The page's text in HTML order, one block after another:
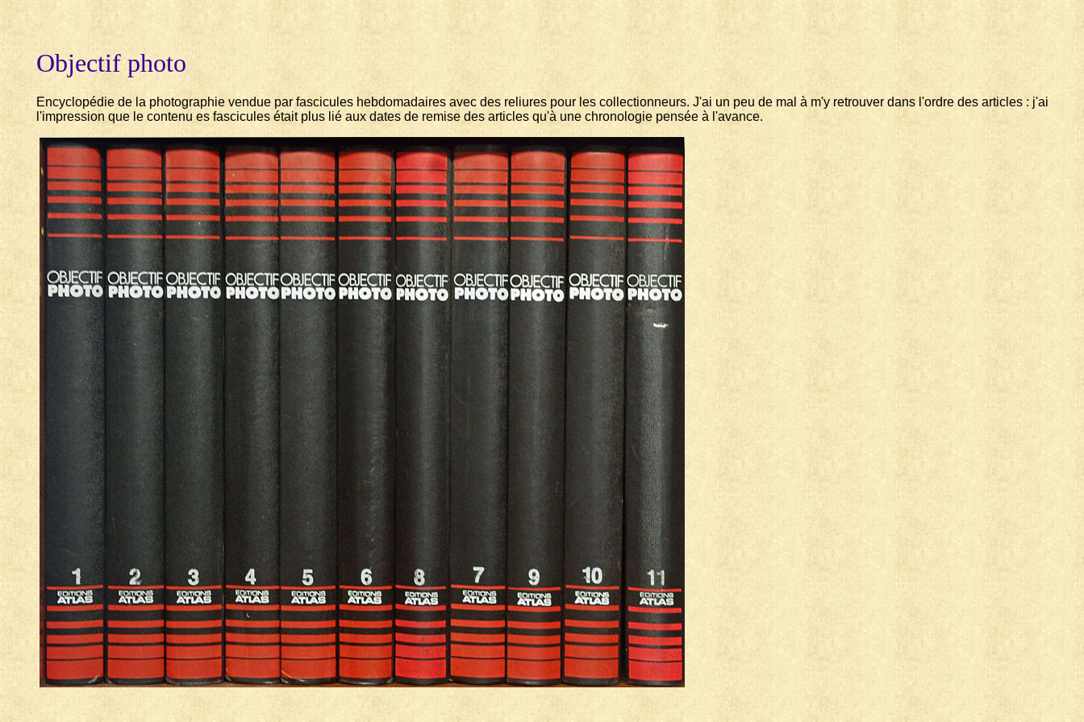
Objectif photo
Encyclopédie de la photographie vendue par fascicules hebdomadaires avec des reliures pour les collectionneurs. J'ai un peu de mal à m'y retrouver dans l'ordre des articles : j'ai
l'impression que le contenu es fascicules était plus lié aux dates de remise des articles qu'à une chronologie pensée à l'avance.